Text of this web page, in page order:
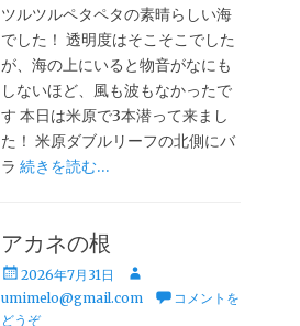
ツルツルペタペタの素晴らしい海
でした！ 透明度はそこそこでした
が、海の上にいると物音がなにも
しないほど、風も波もなかったで
す 本日は米原で3本潜って来まし
た！ 米原ダブルリーフの北側にバ
ラ続きを読む…
アカネの根
投
稿
日
2026年7月31日
投
稿
umimelo@gmail.com
コメントを
どうぞ